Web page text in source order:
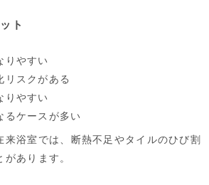
ト
りやすい
リスクがある
りやすい
るケースが多い
来浴室では、断熱不足やタイルのひび割
あります。